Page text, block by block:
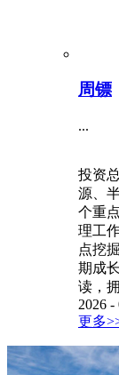
周镖
...
投资
源、
个重
理工
点挖
期成
读，
2026 -
更多